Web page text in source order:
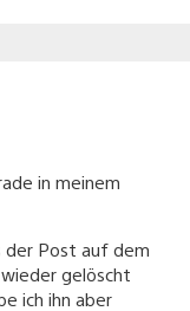
in meinem
der Post auf dem
gelöscht
ich ihn aber